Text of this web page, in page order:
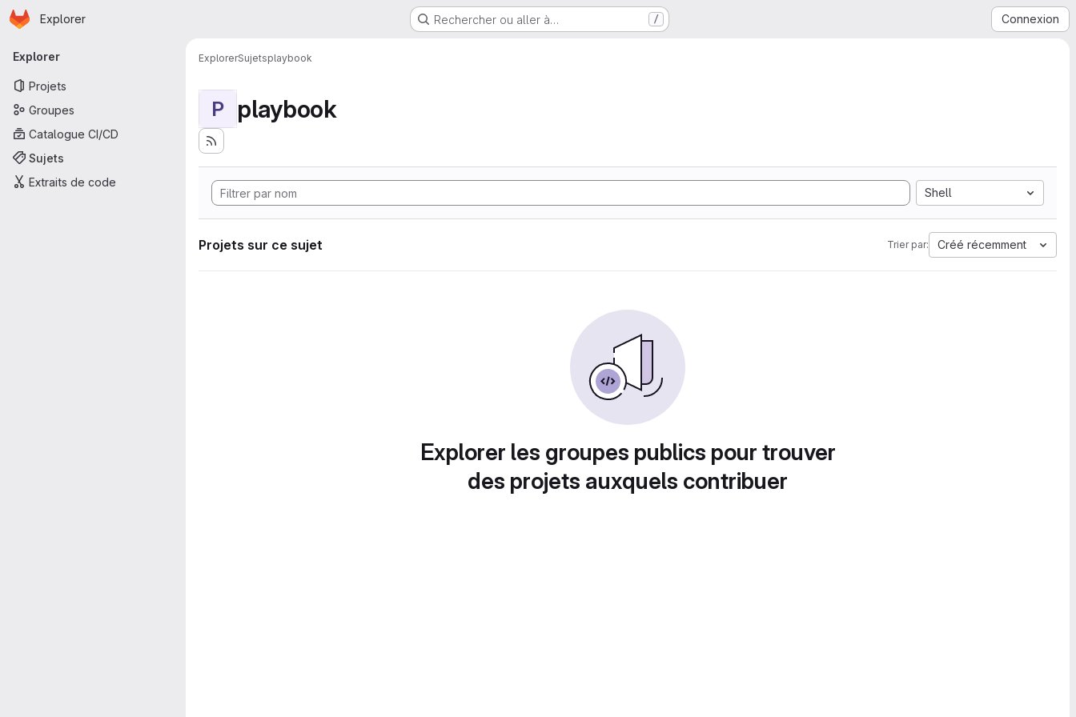
Passer au contenu principal
Page d'accueil
Explorer Rechercher ou aller à… / Connexion
Navigation principale
Explorer
Projets
Groupes
Catalogue CI/CD
Sujets
Extraits de code
ExplorerSujetsplaybook
P playbook
Shell
Projets sur ce sujet Trier par: Créé récemment
Explorer les groupes publics pour trouver
des projets auxquels contribuer